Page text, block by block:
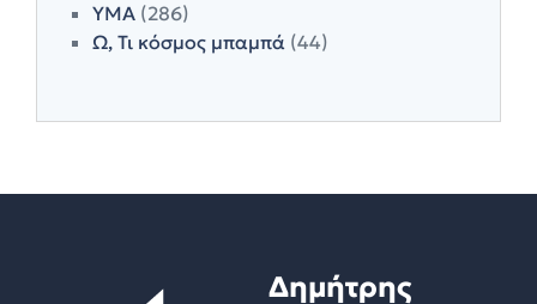
ΥΜΑ (286)
Ω, Τι κόσμος μπαμπά (44)
Δημήτρης